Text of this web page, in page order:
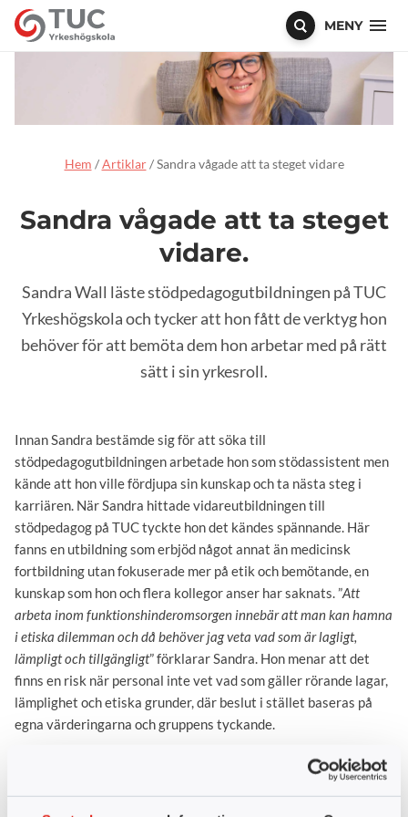
MENY
Hem /Artiklar/Sandra vågade att ta steget vidare
Sandra vågade att ta steget
vidare.
Sandra Wall läste stödpedagogutbildningen på TUC
Yrkeshögskola och tycker att hon fått de verktyg hon
behöver för att bemöta dem hon arbetar med på rätt
sätt i sin yrkesroll.
Innan Sandra bestämde sig för att söka till
stödpedagogutbildningen arbetade hon som stödassistent men
kände att hon ville fördjupa sin kunskap och ta nästa steg i
karriären. När Sandra hittade vidareutbildningen till
stödpedagog på TUC tyckte hon det kändes spännande. Här
fanns en utbildning som erbjöd något annat än medicinsk
fortbildning utan fokuserade mer på etik och bemötande, en
kunskap som hon och flera kollegor anser har saknats. ”Att
arbeta inom funktionshinderomsorgen innebär att man kan hamna
i etiska dilemman och då behöver jag veta vad som är lagligt,
lämpligt och tillgängligt” förklarar Sandra. Hon menar att det
finns en risk när personal inte vet vad som gäller rörande lagar,
lämplighet och etiska grunder, där beslut i stället baseras på
egna värderingarna och gruppens tyckande.
Susanne Wardh är enhetschef på daglig verksamhet i Jönköping
och ser fördelarna med att hennes personal väljer att